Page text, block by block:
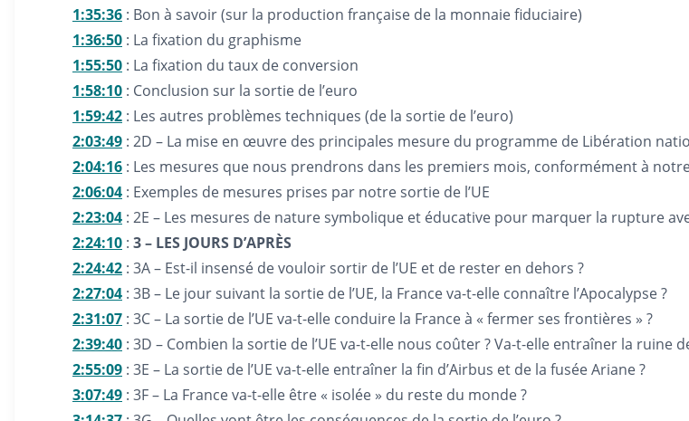
1:35:36 : Bon à savoir (sur la production française de la monnaie fiduciaire)
1:36:50 : La fixation du graphisme
1:55:50 : La fixation du taux de conversion
1:58:10 : Conclusion sur la sortie de l’euro
1:59:42 : Les autres problèmes techniques (de la sortie de l’euro)
2:03:49 : 2D – La mise en œuvre des principales mesure du programme de Libération
2:04:16 : Les mesures que nous prendrons dans les premiers mois, conformément à
2:06:04 : Exemples de mesures prises par notre sortie de l’UE
2:23:04 : 2E – Les mesures de nature symbolique et éducative pour marquer la rupture
2:24:10 : 3 – LES JOURS D’APRÈS
2:24:42 : 3A – Est-il insensé de vouloir sortir de l’UE et de rester en dehors ?
2:27:04 : 3B – Le jour suivant la sortie de l’UE, la France va-t-elle connaître l’Apocalypse ?
2:31:07 : 3C – La sortie de l’UE va-t-elle conduire la France à « fermer ses frontières » ?
2:39:40 : 3D – Combien la sortie de l’UE va-t-elle nous coûter ? Va-t-elle entraîner la ruine
2:55:09 : 3E – La sortie de l’UE va-t-elle entraîner la fin d’Airbus et de la fusée Ariane ?
3:07:49 : 3F – La France va-t-elle être « isolée » du reste du monde ?